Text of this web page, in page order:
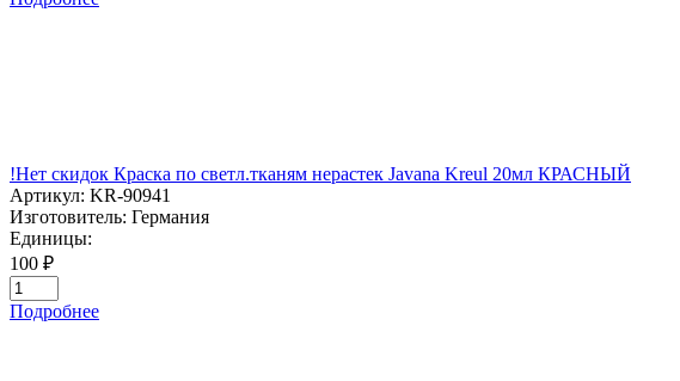
!Нет скидок Краска по светл.тканям нерастек Javana Kreul 20мл КРАСНЫЙ
Артикул: KR-90941
Изготовитель: Германия
Единицы:
100 ₽
Подробнее